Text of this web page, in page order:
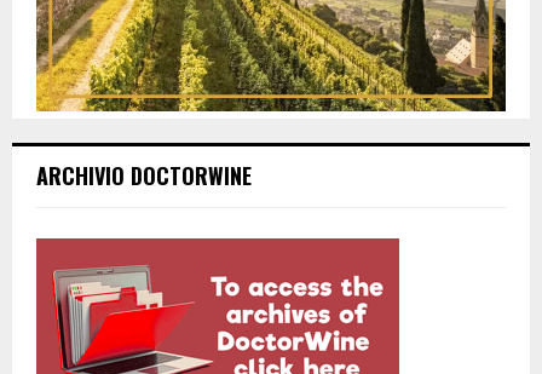
ARCHIVIO DOCTORWINE